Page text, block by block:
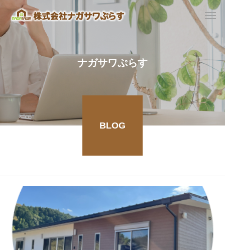
ナガサワぷらす
BLOG